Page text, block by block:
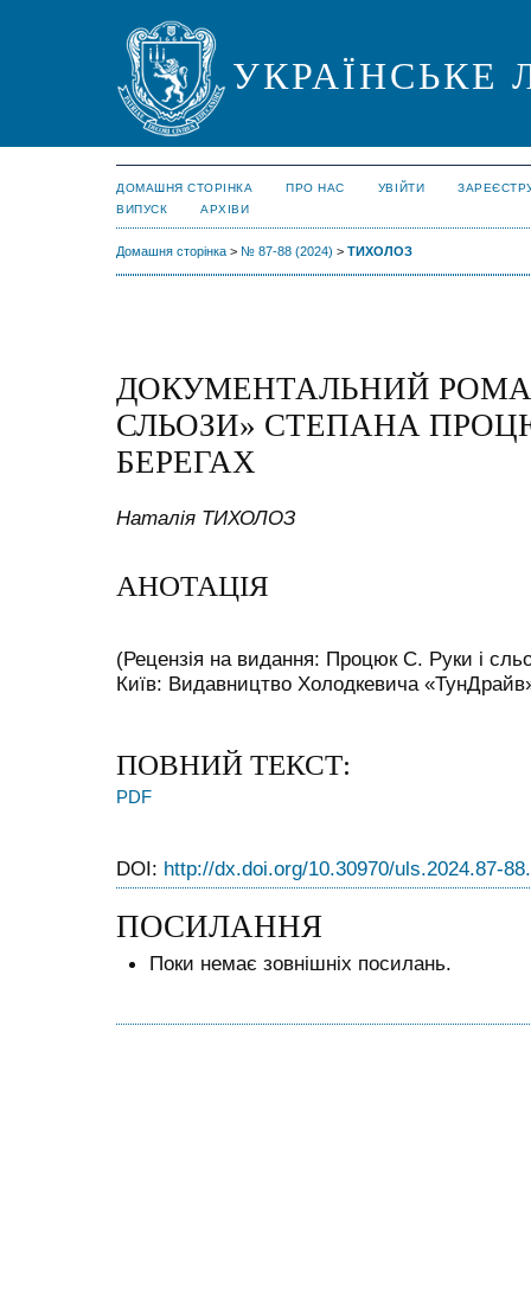
УКРАЇНСЬКЕ
ДОМАШНЯ СТОРІНКА ПРО НАС УВІЙТИ
ВИПУСК
АРХІВИ
Домашня сторінка > № 87-88 (2024) > ТИХОЛОЗ
ДОКУМЕНТАЛЬНИЙ
СЛЬОЗИ» СТЕПАНА
БЕРЕГАХ
Наталія ТИХОЛОЗ
АНОТАЦІЯ
(Рецензія на видання: Процюк С. Руки і
Київ: Видавництво Холодкевича
ПОВНИЙ ТЕКСТ:
PDF
DOI: http://dx.doi.org/10.30970/uls.2024.87-
ПОСИЛАННЯ
Поки немає зовнішніх посилань.